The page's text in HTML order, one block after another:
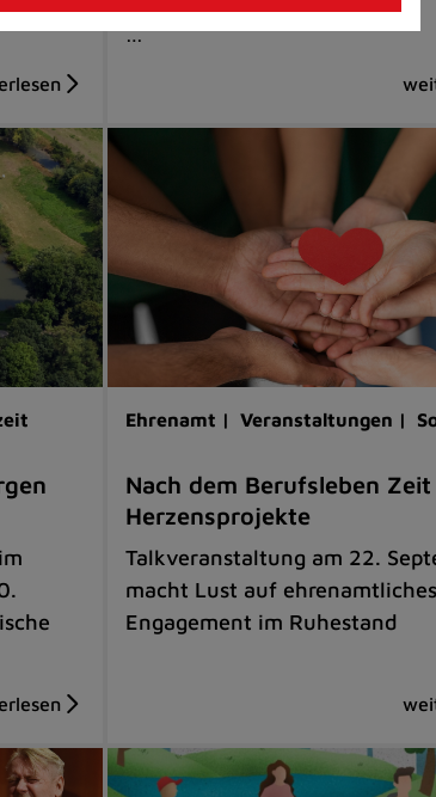
…
Ehrenamt | Veranstaltungen |
Nach dem Berufsleben
Herzensprojekte
Talkveranstaltung am 22.
macht Lust auf ehrenamtliches
Engagement im Ruhestand